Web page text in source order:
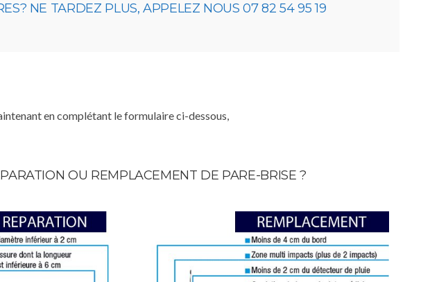
NE TARDEZ PLUS, APPELEZ NOUS 07 82 54 95 19
en complétant le formulaire ci-dessous,
OU REMPLACEMENT DE PARE-BRISE ?